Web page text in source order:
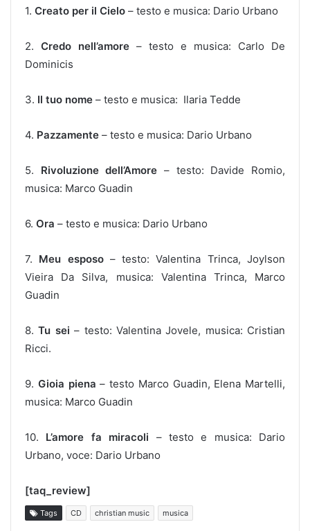
1. Creato per il Cielo – testo e musica: Dario Urbano
2. Credo nell’amore – testo e musica: Carlo De
Dominicis
3. Il tuo nome – testo e musica: Ilaria Tedde
4. Pazzamente – testo e musica: Dario Urbano
5. Rivoluzione dell’Amore– testo: Davide Romio,
musica: Marco Guadin
6. Ora – testo e musica: Dario Urbano
7. Meu esposo– testo: Valentina Trinca, Joylson
Vieira Da Silva, musica: Valentina Trinca, Marco
Guadin
8.Tu sei– testo: Valentina Jovele, musica: Cristian
Ricci.
9. Gioia piena – testo Marco Guadin, Elena Martelli,
musica: Marco Guadin
10. L’amore fa miracoli – testo e musica: Dario
Urbano, voce: Dario Urbano
[taq_review]
Tags CD christian music musica